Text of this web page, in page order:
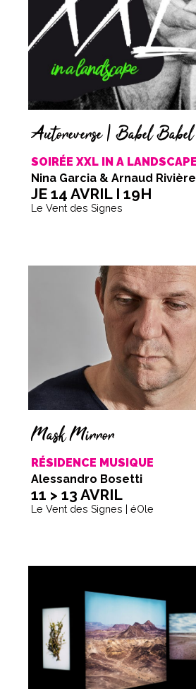
JE 14 AVRIL I 19H
Le Vent des Signes
Mask Mirror
RÉSIDENCE MUSIQUE
Alessandro Bosetti
11 > 13 AVRIL
Le Vent des Signes | éOle